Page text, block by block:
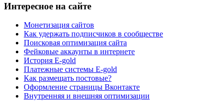
Интересное на сайте
Монетизация сайтов
Как удержать подписчиков в сообществе
Поисковая оптимизация сайта
Фейковые аккаунты в интернете
История E-gold
Платежные системы E-gold
Как размещать постовые?
Оформление страницы Вконтакте
Внутренняя и внешняя оптимизации